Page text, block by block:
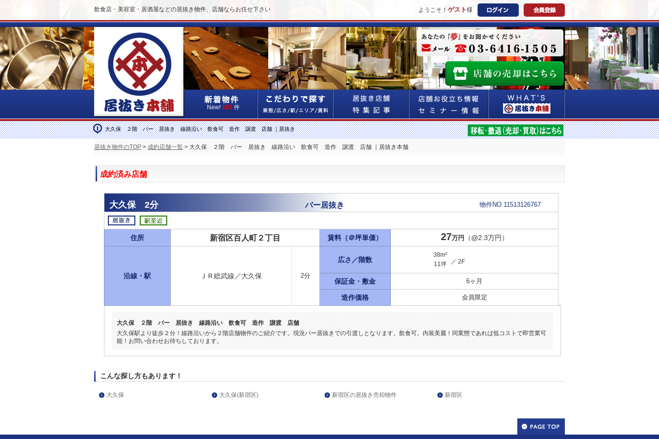
飲食店・美容室・居酒屋などの居抜き物件、店舗ならお任せ下さい ようこそ！ ゲスト様
New! 191 件
大久保 ２階 バー 居抜き 線路沿い 飲食可 造作 譲渡 店舗 ｜居抜き
居抜き物件のTOP > 成約店舗一覧 > 大久保 ２階 バー 居抜き 線路沿い 飲食可 造作 譲渡 店舗 ｜居抜き本舗
成約済み店舗
大久保 2分 バー居抜き 物件NO.11513126767
住所 新宿区百人町２丁目 賃料（＠坪単価） 27万円 （@2.3万円）
沿線・駅 ＪＲ総武線／大久保 2分
広さ／階数
38m²
11坪
／ 2F
保証金・敷金 6ヶ月
造作価格 会員限定
大久保 ２階 バー 居抜き 線路沿い 飲食可 造作 譲渡 店舗
大久保駅より徒歩２分！線路沿いから２階店舗物件のご紹介です。現況バー居抜きでの引渡しとなります。飲食可。内装美麗！同業態であれば低コストで即営業可
能！お問い合わせお待ちしております。
こんな探し方もあります！
大久保 大久保(新宿区) 新宿区の居抜き売却物件 新宿区